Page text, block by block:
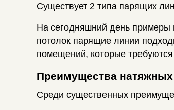
Существует 2 типа парящих
На сегодняшний день примеры
потолок парящие линии
помещений, которые
Преимущества
Среди существенных